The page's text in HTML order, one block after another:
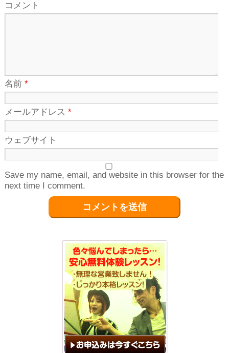
コメント
名前*
メールアドレス*
ウェブサイト
Save my name, email, and website in this browser for the
next time I comment.